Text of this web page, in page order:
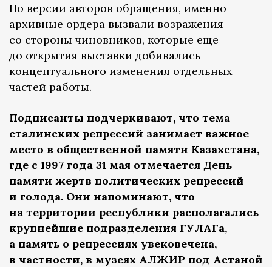
По версии авторов обращения, именно
архивные ордера вызвали возражения
со стороны чиновников, которые еще
до открытия выставки добивались
концептуального изменения отдельных
частей работы.
Подписанты подчеркивают, что тема
сталинских репрессий занимает важное
место в общественной памяти Казахстана,
где с 1997 года 31 мая отмечается День
памяти жертв политических репрессий
и голода. Они напоминают, что
на территории республики располагались
крупнейшие подразделения ГУЛАГа,
а память о репрессиях увековечена,
в частности, в музеях АЛЖИР под Астаной